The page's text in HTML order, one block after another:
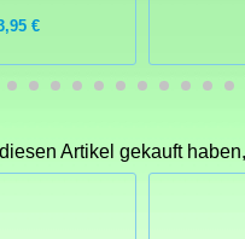
€
Artikel gekauft